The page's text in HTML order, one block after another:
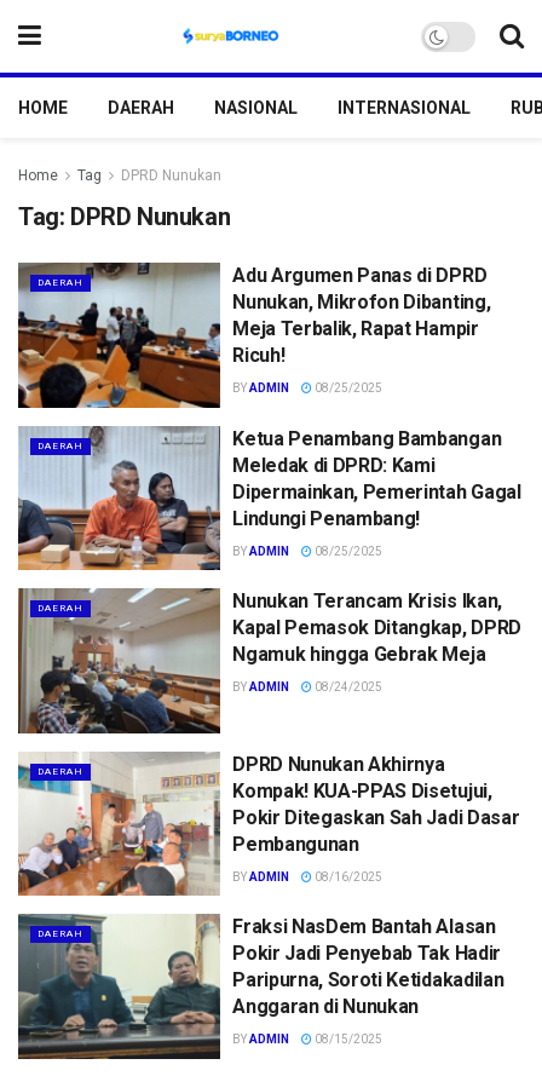
HOME DAERAH NASIONAL INTERNASIONAL
Home Tag DPRD Nunukan
Tag: DPRD Nunukan
DAERAH
Adu Argumen Panas di DPRD
Nunukan, Mikrofon Dibanting,
Meja Terbalik, Rapat Hampir
Ricuh!
BYADMIN 08/25/2025
DAERAH
Ketua Penambang Bambangan
Meledak di DPRD: Kami
Dipermainkan, Pemerintah Gagal
Lindungi Penambang!
BYADMIN 08/25/2025
DAERAH
Nunukan Terancam Krisis Ikan,
Kapal Pemasok Ditangkap, DPRD
Ngamuk hingga Gebrak Meja
BYADMIN 08/24/2025
DAERAH
DPRD Nunukan Akhirnya
Kompak! KUA-PPAS Disetujui,
Pokir Ditegaskan Sah Jadi Dasar
Pembangunan
BYADMIN 08/16/2025
DAERAH
Fraksi NasDem Bantah Alasan
Pokir Jadi Penyebab Tak Hadir
Paripurna, Soroti Ketidakadilan
Anggaran di Nunukan
BYADMIN 08/15/2025